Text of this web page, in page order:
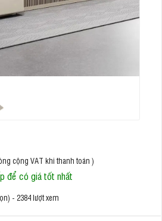
cộng VAT khi thanh toán )
để có giá tốt nhất
- 2384 lượt xem